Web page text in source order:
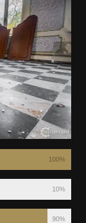
100%
10%
90%